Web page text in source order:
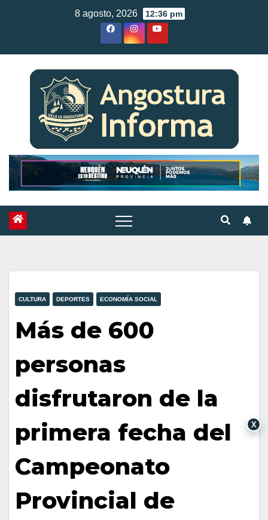
8 agosto, 2026 12:36 pm
CULTURA DEPORTES ECONOMÍA SOCIAL
Más de 600
personas
disfrutaron de la
primera fecha del
Campeonato
Provincial de
X